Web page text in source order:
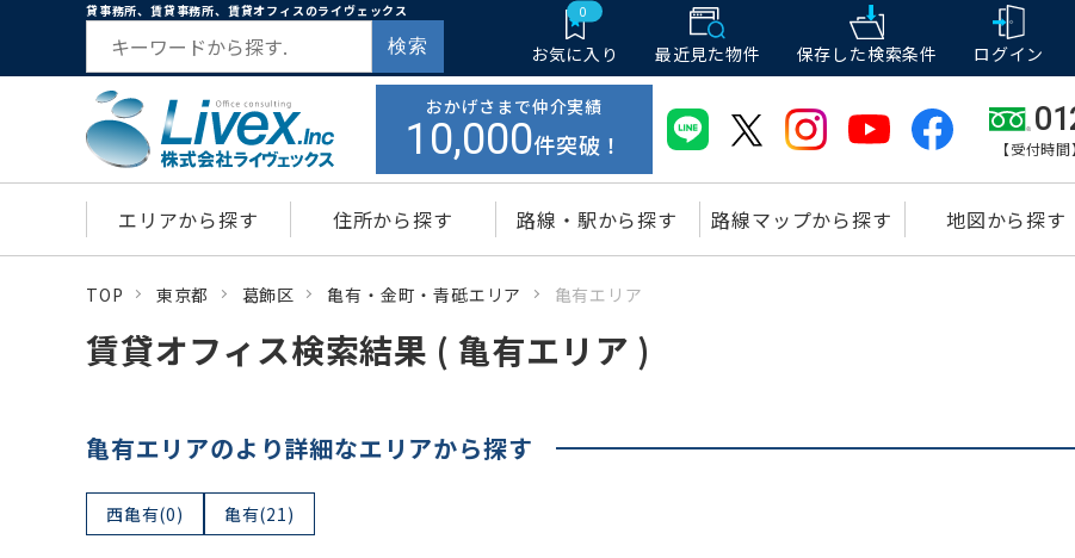
貸事務所、賃貸事務所、賃貸オフィスのライヴェックス
検索
0
お気に入り 最近見た物件 保存した検索条件 ログイン
おかげさまで仲介実績
10,000件突破！ 【受付時
エリアから探す 住所から探す 路線・駅から探す 路線マップから探す 地図から探す
TOP 東京都 葛飾区 亀有・金町・青砥エリア 亀有エリア
賃貸オフィス検索結果 ( 亀有エリア )
亀有エリアのより詳細なエリアから探す
西亀有(0) 亀有(21)